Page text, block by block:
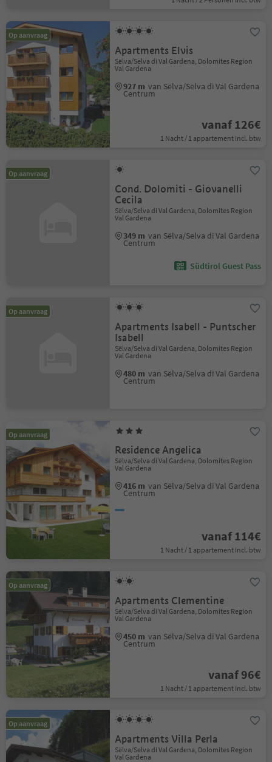
Op aanvraag
Apartments Elvis
Sëlva/Selva di Val Gardena, Dolomites Region
Val Gardena
927 m van Sëlva/Selva di Val Gardena
Centrum
vanaf 126€
1 Nacht / 1 appartement Incl. btw
Op aanvraag
Cond. Dolomiti - Giovanelli
Cecila
Sëlva/Selva di Val Gardena, Dolomites Region
Val Gardena
349 m van Sëlva/Selva di Val Gardena
Centrum
Südtirol Guest Pass
Op aanvraag
Apartments Isabell - Puntscher
Isabell
Sëlva/Selva di Val Gardena, Dolomites Region
Val Gardena
480 m van Sëlva/Selva di Val Gardena
Centrum
Op aanvraag
Residence Angelica
Sëlva/Selva di Val Gardena, Dolomites Region
Val Gardena
416 m van Sëlva/Selva di Val Gardena
Centrum
vanaf 114€
1 Nacht / 1 appartement Incl. btw
Op aanvraag
Apartments Clementine
Sëlva/Selva di Val Gardena, Dolomites Region
Val Gardena
450 m van Sëlva/Selva di Val Gardena
Centrum
vanaf 96€
1 Nacht / 1 appartement Incl. btw
Op aanvraag
Apartments Villa Perla
Sëlva/Selva di Val Gardena, Dolomites Region
Val Gardena